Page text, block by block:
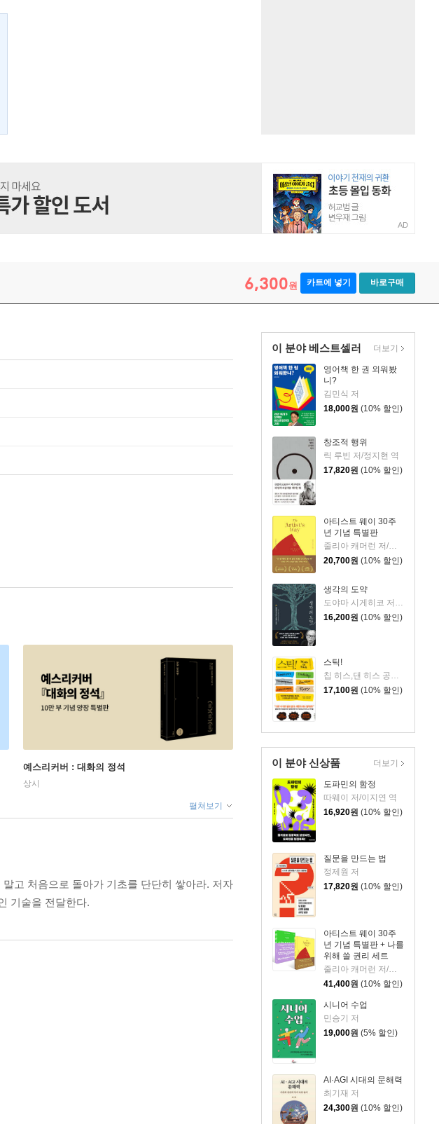
AD
6,300원 카트에 넣기 바로구매
이 분야 베스트셀러
영어책 한 권 외워봤
니?
김민식 저
18,000원 (10% 할인)
창조적 행위
릭 루빈 저/정지현 역
17,820원 (10% 할인)
아티스트 웨이 30주
년 기념 특별판
줄리아 캐머런 저/박미경 역
20,700원 (10% 할인)
생각의 도약
도야마 시게히코 저/전경아 역
16,200원 (10% 할인)
스틱!
칩 히스,댄 히스 공저/안진환,박슬라 공역
17,100원 (10% 할인)
더보기
이 분야 신상품
도파민의 함정
따웨이 저/이지연 역
16,920원 (10% 할인)
질문을 만드는 법
정제원 저
17,820원 (10% 할인)
아티스트 웨이 30주
년 기념 특별판 + 나를
위해 쓸 권리 세트
줄리아 캐머런 저/박미경,박성혜 역
41,400원 (10% 할인)
시니어 수업
민승기 저
19,000원 (5% 할인)
AI·AGI 시대의 문해력
최기재 저
24,300원 (10% 할인)
더보기
예스리커버 : 대화의 정석
상시
펼쳐보기
고 처음으로 돌아가 기초를 단단히 쌓아라. 저자
기술을 전달한다.